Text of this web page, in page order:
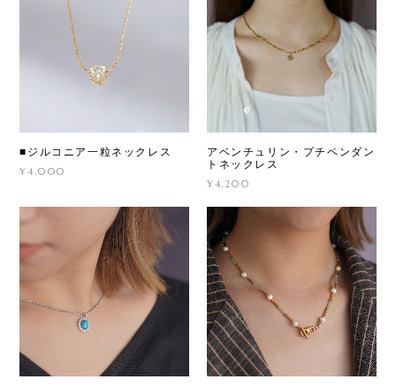
■ジルコニア一粒ネックレス
¥4,000
アベンチュリン・プチペンダン
トネックレス
¥4,200